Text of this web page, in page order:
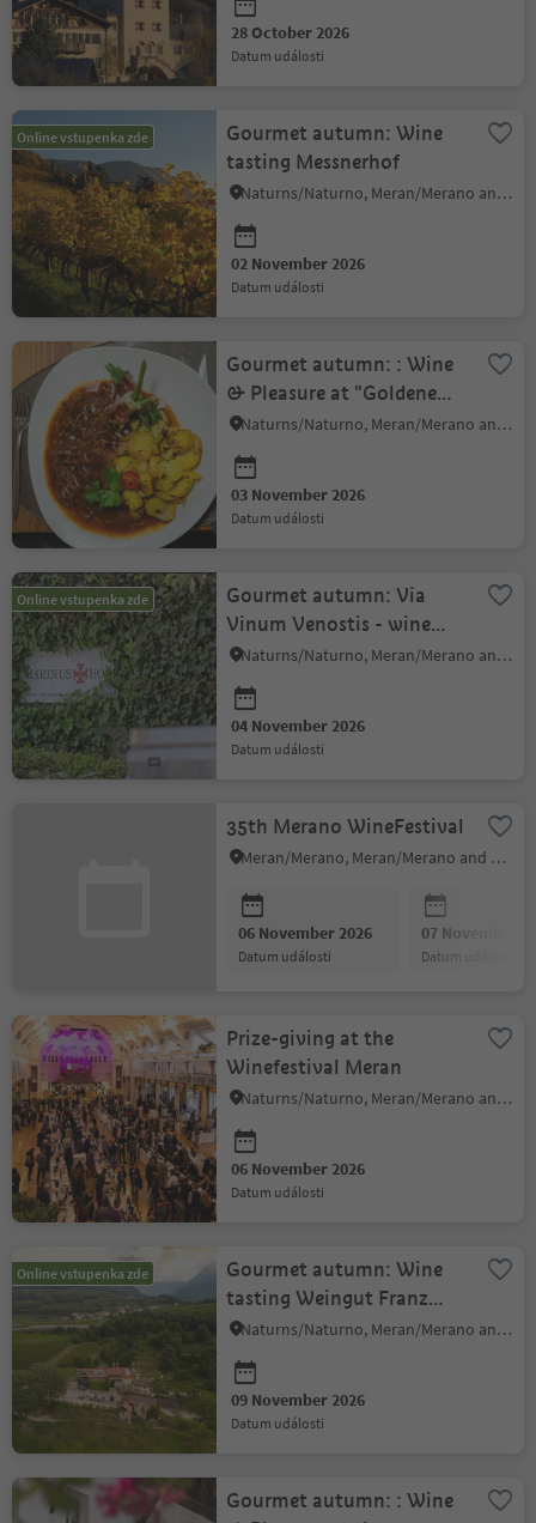
28 October 2026
datum události
Online vstupenka zde
Gourmet autumn: Wine
tasting Messnerhof
Naturns/Naturno, Meran/Merano and environs
02 November 2026
datum události
Gourmet autumn: : Wine
& Pleasure at "Goldene
Rose"
Naturns/Naturno, Meran/Merano and environs
03 November 2026
datum události
Online vstupenka zde
Gourmet autumn: Via
Vinum Venostis - wine
growing in Kastelbell:
Marinushof
Naturns/Naturno, Meran/Merano and environs
04 November 2026
datum události
35th Merano WineFestival
Meran/Merano, Meran/Merano and environs
06 November 2026
datum události
07 November
datum události
Prize-giving at the
Winefestival Meran
Naturns/Naturno, Meran/Merano and environs
06 November 2026
datum události
Online vstupenka zde
Gourmet autumn: Wine
tasting Weingut Franz
Haas Winery
Naturns/Naturno, Meran/Merano and environs
09 November 2026
datum události
Gourmet autumn: : Wine